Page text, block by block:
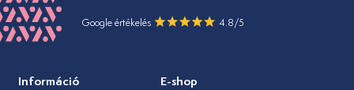
Google értékelés 4.8/5
Információ E-shop